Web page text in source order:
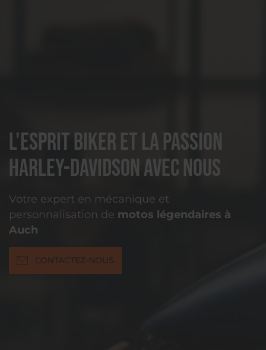
L'esprit biker et la passion
Harley-Davidson avec nous
Votre expert en mécanique et
personnalisation de motos légendaires à
Auch
CONTACTEZ-NOUS